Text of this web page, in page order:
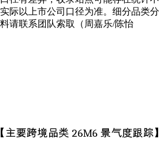
际以上市公司口径为准。细分品类分
请联系团队索取（周嘉乐/陈怡